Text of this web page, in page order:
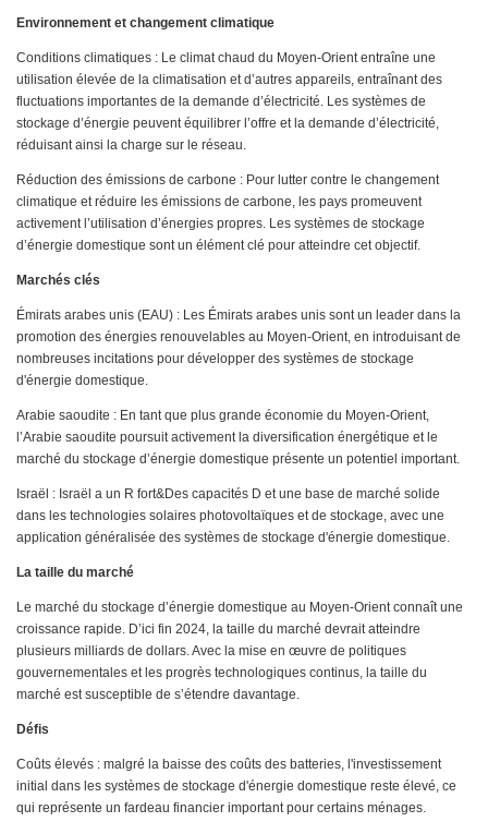
Environnement et changement climatique
Conditions climatiques : Le climat chaud du Moyen-Orient entraîne une
utilisation élevée de la climatisation et d’autres appareils, entraînant des
fluctuations importantes de la demande d’électricité. Les systèmes de
stockage d’énergie peuvent équilibrer l’offre et la demande d’électricité,
réduisant ainsi la charge sur le réseau.
Réduction des émissions de carbone : Pour lutter contre le changement
climatique et réduire les émissions de carbone, les pays promeuvent
activement l’utilisation d’énergies propres. Les systèmes de stockage
d’énergie domestique sont un élément clé pour atteindre cet objectif.
Marchés clés
Émirats arabes unis (EAU) : Les Émirats arabes unis sont un leader dans la
promotion des énergies renouvelables au Moyen-Orient, en introduisant de
nombreuses incitations pour développer des systèmes de stockage
d'énergie domestique.
Arabie saoudite : En tant que plus grande économie du Moyen-Orient,
l’Arabie saoudite poursuit activement la diversification énergétique et le
marché du stockage d’énergie domestique présente un potentiel important.
Israël : Israël a un R fort&Des capacités D et une base de marché solide
dans les technologies solaires photovoltaïques et de stockage, avec une
application généralisée des systèmes de stockage d'énergie domestique.
La taille du marché
Le marché du stockage d’énergie domestique au Moyen-Orient connaît une
croissance rapide. D’ici fin 2024, la taille du marché devrait atteindre
plusieurs milliards de dollars. Avec la mise en œuvre de politiques
gouvernementales et les progrès technologiques continus, la taille du
marché est susceptible de s’étendre davantage.
Défis
Coûts élevés : malgré la baisse des coûts des batteries, l'investissement
initial dans les systèmes de stockage d'énergie domestique reste élevé, ce
qui représente un fardeau financier important pour certains ménages.